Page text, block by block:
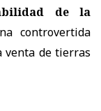
de la
controvertida
venta de tierras